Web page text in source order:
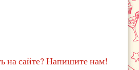
на сайте? Напишите нам!